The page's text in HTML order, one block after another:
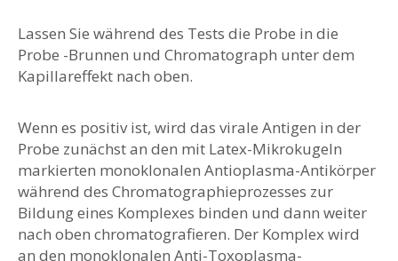
Lassen Sie während des Tests die Probe in die
Probe -Brunnen und Chromatograph unter dem
Kapillareffekt nach oben.
Wenn es positiv ist, wird das virale Antigen in der
Probe zunächst an den mit Latex-Mikrokugeln
markierten monoklonalen Antioplasma-Antikörper
während des Chromatographieprozesses zur
Bildung eines Komplexes binden und dann weiter
nach oben chromatografieren. Der Komplex wird
an den monoklonalen Anti-Toxoplasma-